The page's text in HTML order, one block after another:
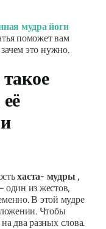
мудра йоги
поможет вам
зачем это нужно.
хаста- мудры ,
из жестов,
В этой мудре
Чтобы
два разных слова.